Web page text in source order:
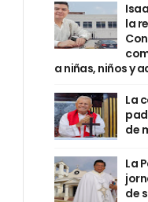
la
a niñas, niños y
La
de
La
de